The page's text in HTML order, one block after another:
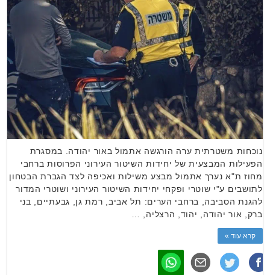
נוכחות משטרתית ערה הורגשה אתמול באור יהודה. במסגרת
הפעילות המבצעית של יחידות השיטור העירוני הפרוסות ברחבי
מחוז ת"א נערך אתמול מבצע משילות ואכיפה לצד הגברת הבטחון
לתושבים ע"י שוטרי ופקחי יחידות השיטור העירוני ושוטרי המדור
להגנת הסביבה, ברחבי הערים: תל אביב, רמת גן, גבעתיים, בני
ברק, אור יהודה, יהוד, הרצליה, …
קרא עוד »